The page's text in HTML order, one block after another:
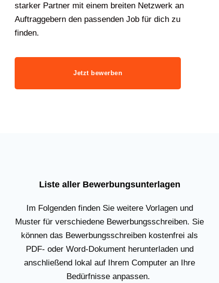
starker Partner mit einem breiten Netzwerk an
Auftraggebern den passenden Job für dich zu
finden.
Jetzt bewerben
Liste aller Bewerbungsunterlagen
Im Folgenden finden Sie weitere Vorlagen und
Muster für verschiedene Bewerbungsschreiben. Sie
können das Bewerbungsschreiben kostenfrei als
PDF- oder Word-Dokument herunterladen und
anschließend lokal auf Ihrem Computer an Ihre
Bedürfnisse anpassen.